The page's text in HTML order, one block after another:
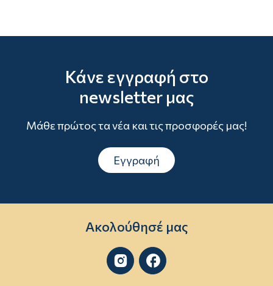
Κάνε εγγραφή στο
newsletter μας
Μάθε πρώτος τα νέα και τις προσφορές μας!
Εγγραφή
Ακολούθησέ μας
 